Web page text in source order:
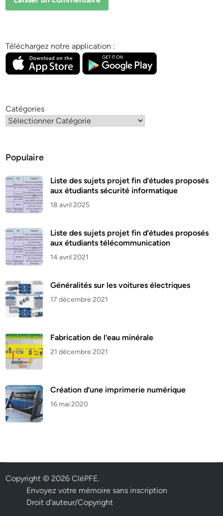
Téléchargez notre application :
Catégories
Populaire
Liste des sujets projet fin d’études proposés
aux étudiants sécurité informatique
18 avril 2025
Liste des sujets projet fin d’études proposés
aux étudiants télécommunication
14 avril 2021
Généralités sur les voitures électriques
17 décembre 2021
Fabrication de l’eau minérale
21 décembre 2021
Création d’une imprimerie numérique
16 mai 2020
Copyright © 2026CléPFE.
Envoyez votre mémoire sans inscription
Droit d’auteur/Copyright